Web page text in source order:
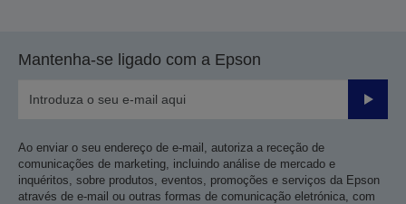
Mantenha-se ligado com a Epson
Enviar
Ao enviar o seu endereço de e-mail, autoriza a receção de
comunicações de marketing, incluindo análise de mercado e
inquéritos, sobre produtos, eventos, promoções e serviços da Epson
através de e-mail ou outras formas de comunicação eletrónica, com